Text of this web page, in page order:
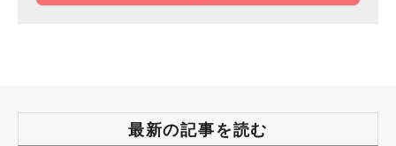
最新の記事を読む